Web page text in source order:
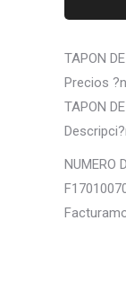
TAPON
Precios
TAPON
NUMERO